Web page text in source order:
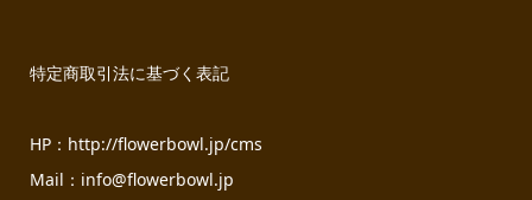
特定商取引法に基づく表記
HP： http://flowerbowl.jp/cms
Mail：info@flowerbowl.jp